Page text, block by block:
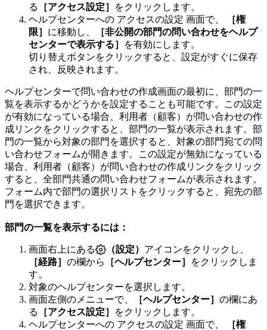
る
［アクセス設定］
をクリックします。
ヘルプセンターへの アクセスの設定 画面で、
［権
限］ に移動し、
［非公開の部門の問い合わせをヘルプ
センターで表示する］
を有効にします。
切り替えボタンをクリックすると、設定がすぐに保存
され、反映されます。
ヘルプセンターで問い合わせの作成画面の最初に、部門の一
覧を表示するかどうかを設定することも可能です。この設定
が有効になっている場合、利用者（顧客）が問い合わせの作
成リンクをクリックすると、部門の一覧が表示されます。部
門の一覧から対象の部門を選択すると、対象の部門宛ての問
い合わせフォームが開きます。この設定が無効になっている
場合、利用者（顧客）が問い合わせの作成リンクをクリック
すると、全部門共通の問い合わせフォームが表示されます。
フォーム内で部門の選択リストをクリックすると、宛先の部
門を選択できます。
部門の一覧を表示するには：
画面右上にある （設定） アイコンをクリックし、
［経路］ の欄から ［ヘルプセンター］
をクリックしま
す。
対象のヘルプセンターを選択します。
画面左側のメニューで、
［ヘルプセンター］ の欄にあ
る
［アクセス設定］
をクリックします。
ヘルプセンターへの アクセスの設定 画面で、
［権